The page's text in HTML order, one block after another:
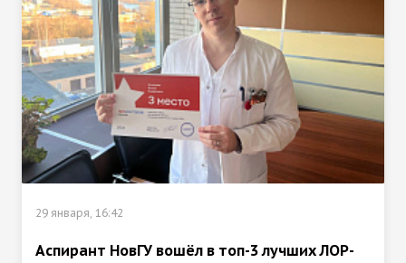
29 января, 16:42
Аспирант НовГУ вошёл в топ-3 лучших ЛОР-